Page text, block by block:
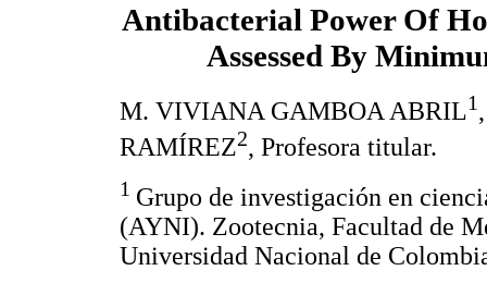
Antibacterial Power Of
Assessed By
M. VIVIANA GAMBOA ABRIL1
RAMÍREZ2, Profesora titular.
1 Grupo de investigación en
(AYNI). Zootecnia, Facultad de
Universidad Nacional de